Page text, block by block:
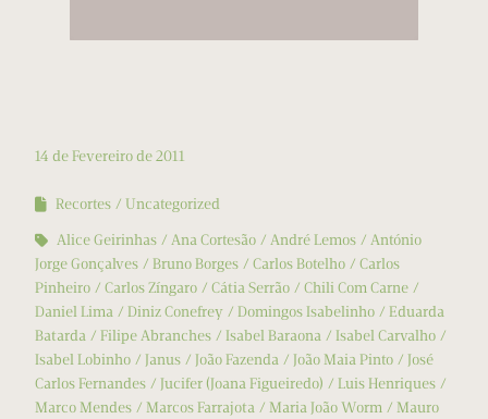
14 de Fevereiro de 2011
Recortes
Uncategorized
Alice Geirinhas
Ana Cortesão André Lemos
António
Jorge Gonçalves
Bruno Borges Carlos Botelho
Carlos
Pinheiro
Carlos Zíngaro Cátia Serrão
Chili Com Carne
Daniel Lima
Diniz Conefrey Domingos Isabelinho
Eduarda
Batarda
Filipe Abranches Isabel Baraona
Isabel Carvalho
Isabel Lobinho
Janus João Fazenda João Maia Pinto
José
Carlos Fernandes
Jucifer (Joana Figueiredo)
Luis Henriques
Marco Mendes
Marcos Farrajota Maria João Worm
Mauro